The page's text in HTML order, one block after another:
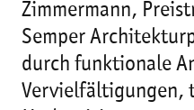
Zimmermann,
Semper
durch funktionale
Vervielfältigungen,